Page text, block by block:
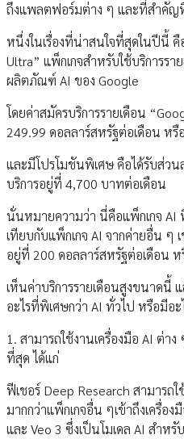
ถึงแพลตฟอร์มต่าง ๆ และที่สำคั
หนึ่งในเรื่องที่น่าสนใจที่สุดในปีนี้ คื
Ultra” แพ็กเกจสำหรับใช้บริการร
ผลิตภัณฑ์ AI ของ Google
โดยค่าสมัครบริการรายเดือน
249.99 ดอลลาร์สหรัฐต่อเดือน ห
และมีโปรโมชันพิเศษ คือได้รับส่วน
บริการอยู่ที่ 4,700 บาทต่อเดือน
นั่นหมายความว่า นี่คือแพ็กเกจ AI
เทียบกับแพ็กเกจ AI จากค่ายอื่น ๆ
อยู่ที่ 200 ดอลลาร์สหรัฐต่อเดือน
เห็นค่าบริการรายเดือนสูงขนาดนี้
อะไรที่พิเศษกว่า AI ทั่วไป หรือมีอะ
1. สามารถใช้งานเครื่องมือ AI ต่า
ที่สุด ได้แก่
ฟีเชอร์ Deep Research สามารถใ
มากกว่าแพ็กเกจอื่น ๆเข้าถึงเครื่อง
และ Veo 3 ซึ่งเป็นโมเดล AI สำห